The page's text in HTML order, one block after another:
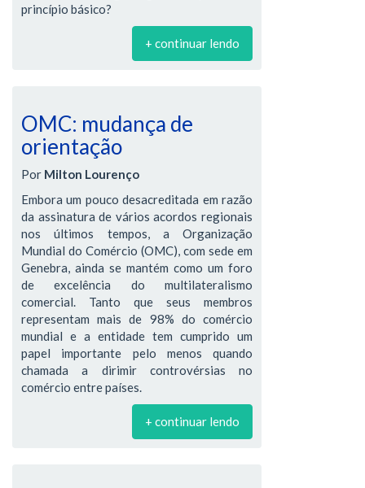
princípio básico?
+ continuar lendo
OMC: mudança de
orientação
Por Milton Lourenço
Embora um pouco desacreditada em razão
da assinatura de vários acordos regionais
nos últimos tempos, a Organização
Mundial do Comércio (OMC), com sede em
Genebra, ainda se mantém como um foro
de excelência do multilateralismo
comercial. Tanto que seus membros
representam mais de 98% do comércio
mundial e a entidade tem cumprido um
papel importante pelo menos quando
chamada a dirimir controvérsias no
comércio entre países.
+ continuar lendo